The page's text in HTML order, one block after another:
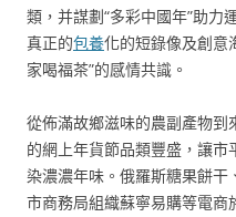
類，并謀劃“多彩中國年”助力
真正的包養化的短錄像及創意
家喝福茶”的感情共識。
從佈滿故鄉滋味的農副產物到
的網上年貨節品類豐盛，讓
染濃濃年味。俄羅斯糖果餅
市商務局組織蘇寧易購等電